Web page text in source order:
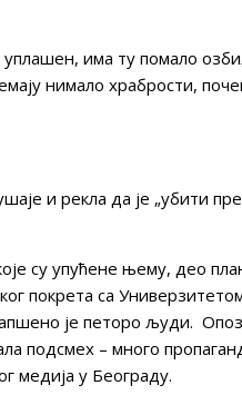
има ту помало
нимало храбрости,
и рекла да је „убити
су упућене њему, део
покрета са
је петоро људи.
подсмех – много
медија у Београду.